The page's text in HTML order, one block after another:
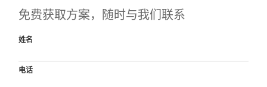
免费获取方案，随时与我们联系
姓名
电话